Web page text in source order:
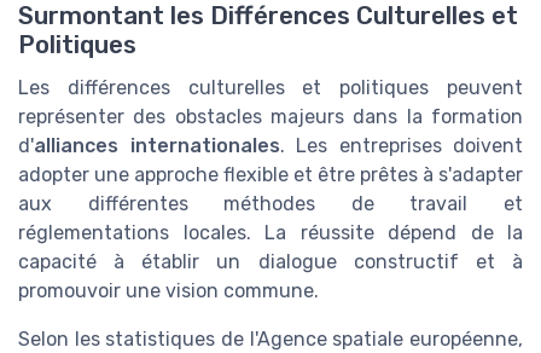
Surmontant les Différences Culturelles et
Politiques
Les différences culturelles et politiques peuvent
représenter des obstacles majeurs dans la formation
d'alliances internationales. Les entreprises doivent
adopter une approche flexible et être prêtes à s'adapter
aux différentes méthodes de travail et
réglementations locales. La réussite dépend de la
capacité à établir un dialogue constructif et à
promouvoir une vision commune.
Selon les statistiques de l'Agence spatiale européenne,